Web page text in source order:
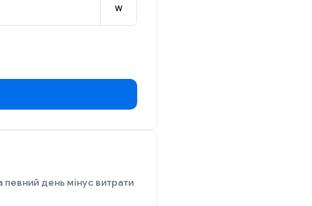
W
певний день мінус витрати